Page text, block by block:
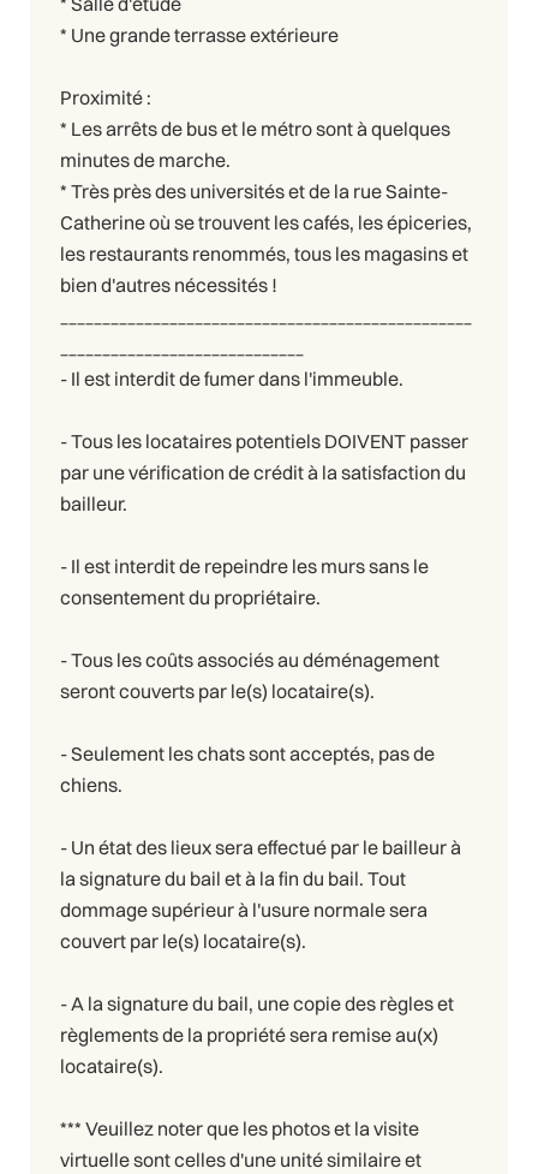
* Une grande terrasse extérieure
Proximité :
* Les arrêts de bus et le métro sont à quelques
minutes de marche.
* Très près des universités et de la rue Sainte-
Catherine où se trouvent les cafés, les épiceries,
les restaurants renommés, tous les magasins et
bien d'autres nécessités !
- Il est interdit de fumer dans l'immeuble.
- Tous les locataires potentiels DOIVENT passer
par une vérification de crédit à la satisfaction du
bailleur.
- Il est interdit de repeindre les murs sans le
consentement du propriétaire.
- Tous les coûts associés au déménagement
seront couverts par le(s) locataire(s).
- Seulement les chats sont acceptés, pas de
chiens.
- Un état des lieux sera effectué par le bailleur à
la signature du bail et à la fin du bail. Tout
dommage supérieur à l'usure normale sera
couvert par le(s) locataire(s).
- A la signature du bail, une copie des règles et
règlements de la propriété sera remise au(x)
locataire(s).
*** Veuillez noter que les photos et la visite
virtuelle sont celles d'une unité similaire et